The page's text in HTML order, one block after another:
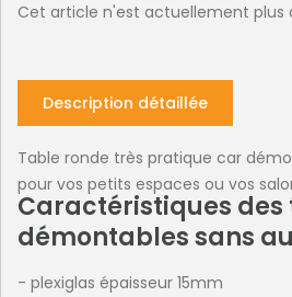
Cet article n'est actuellement plus
Description détaillée
Table ronde très pratique car
pour vos petits espaces ou vos
Caractéristiques des
démontables sans
- plexiglas épaisseur 15mm